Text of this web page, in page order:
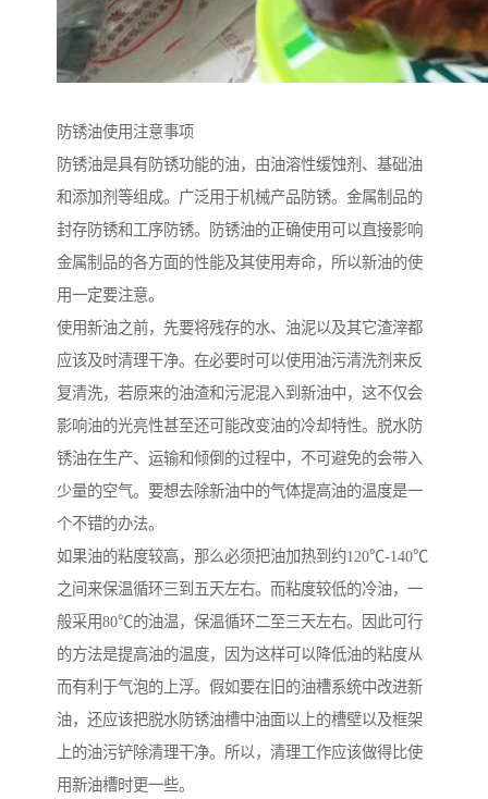
防锈油使用注意事项
防锈油是具有防锈功能的油，由油溶性缓蚀剂、基础油
和添加剂等组成。广泛用于机械产品防锈。金属制品的
封存防锈和工序防锈。防锈油的正确使用可以直接影响
金属制品的各方面的性能及其使用寿命，所以新油的使
用一定要注意。
使用新油之前，先要将残存的水、油泥以及其它渣滓都
应该及时清理干净。在必要时可以使用油污清洗剂来反
复清洗，若原来的油渣和污泥混入到新油中，这不仅会
影响油的光亮性甚至还可能改变油的冷却特性。脱水防
锈油在生产、运输和倾倒的过程中，不可避免的会带入
少量的空气。要想去除新油中的气体提高油的温度是一
个不错的办法。
如果油的粘度较高，那么必须把油加热到约120℃-140℃
之间来保温循环三到五天左右。而粘度较低的冷油，一
般采用80℃的油温，保温循环二至三天左右。因此可行
的方法是提高油的温度，因为这样可以降低油的粘度从
而有利于气泡的上浮。假如要在旧的油槽系统中改进新
油，还应该把脱水防锈油槽中油面以上的槽壁以及框架
上的油污铲除清理干净。所以，清理工作应该做得比使
用新油槽时更一些。